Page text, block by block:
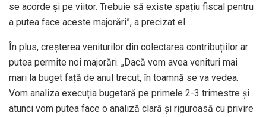
se acorde și pe viitor. Trebuie să existe spațiu fiscal pentru
a putea face aceste majorări”, a precizat el.
În plus, creșterea veniturilor din colectarea contribuțiilor ar
putea permite noi majorări. „Dacă vom avea venituri mai
mari la buget față de anul trecut, în toamnă se va vedea.
Vom analiza execuția bugetară pe primele 2-3 trimestre și
atunci vom putea face o analiză clară și riguroasă cu privire